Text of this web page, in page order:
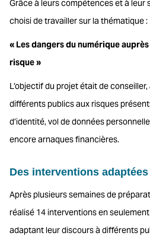
Grâce à leurs compétences et à leur
choisi de travailler sur la thématique :
« Les dangers du numérique
risque »
L’objectif du projet était de
différents publics aux risques
d’identité, vol de données
encore arnaques financières.
Des interventions
Après plusieurs semaines de
réalisé 14 interventions en
adaptant leur discours à différents